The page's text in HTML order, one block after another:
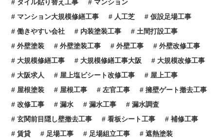
タイル貼り替え工事
マンション
マンション大規模修繕工事
人工芝
仮設足場工事
働きやすい会社
内装塗装工事
土間打設工事
外壁塗装
外壁塗装工事 外壁工事
外壁改修工事
大規模修繕工事
大規模修繕工事大阪
大規模改修工事
大阪求人
屋上塩ビシート改修工事
屋上工事
屋根塗装
屋根工事 左官工事
擁壁ゲート撤去工事
改修工事
漏水 漏水工事
漏水調査
玄関前目隠し壁撤去工事
看板シート工事
補修工事
賃貸
足場工事 足場組立工事
遮熱塗装